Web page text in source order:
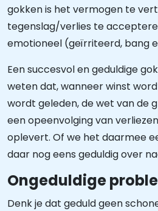
gokken is het vermogen te
tegenslag/verlies te
emotioneel (geïrriteerd, bang
Een succesvol en geduldige
weten dat, wanneer winst
wordt geleden, de wet van de
een opeenvolging van
oplevert. Of we het daarmee
daar nog eens geduldig over
Ongeduldige
Denk je dat geduld geen